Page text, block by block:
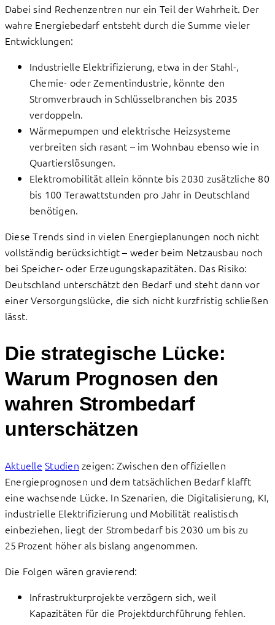
Dabei sind Rechenzentren nur ein Teil der Wahrheit. Der
wahre Energiebedarf entsteht durch die Summe vieler
Entwicklungen:
Industrielle Elektrifizierung, etwa in der Stahl-,
Chemie- oder Zementindustrie, könnte den
Stromverbrauch in Schlüsselbranchen bis 2035
verdoppeln.
Wärmepumpen und elektrische Heizsysteme
verbreiten sich rasant – im Wohnbau ebenso wie in
Quartierslösungen.
Elektromobilität allein könnte bis 2030 zusätzliche 80
bis 100 Terawattstunden pro Jahr in Deutschland
benötigen.
Diese Trends sind in vielen Energieplanungen noch nicht
vollständig berücksichtigt – weder beim Netzausbau noch
bei Speicher- oder Erzeugungskapazitäten. Das Risiko:
Deutschland unterschätzt den Bedarf und steht dann vor
einer Versorgungslücke, die sich nicht kurzfristig schließen
lässt.
Die strategische Lücke:
Warum Prognosen den
wahren Strombedarf
unterschätzen
Aktuelle Studien zeigen: Zwischen den offiziellen
Energieprognosen und dem tatsächlichen Bedarf klafft
eine wachsende Lücke. In Szenarien, die Digitalisierung, KI,
industrielle Elektrifizierung und Mobilität realistisch
einbeziehen, liegt der Strombedarf bis 2030 um bis zu
25 Prozent höher als bislang angenommen.
Die Folgen wären gravierend:
Infrastrukturprojekte verzögern sich, weil
Kapazitäten für die Projektdurchführung fehlen.